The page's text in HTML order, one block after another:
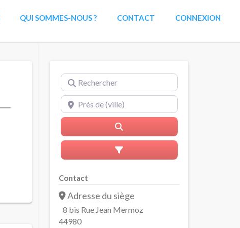
QUI SOMMES-NOUS ? CONTACT CONNEXION
Rechercher
Près de (ville)
Advanced Filters
Contact
Adresse du siège
8 bis Rue Jean Mermoz
44980